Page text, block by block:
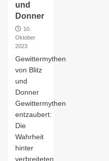
und
Donner
10.
Oktober
2023
Gewittermythen
von Blitz
und
Donner
Gewittermythen
entzaubert:
Die
Wahrheit
hinter
verbreiteten